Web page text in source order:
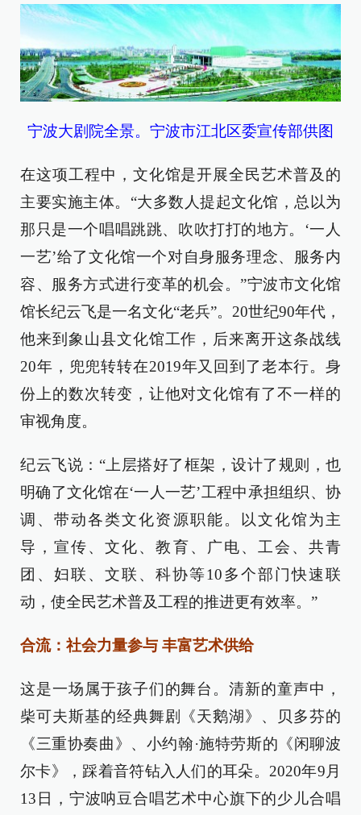
宁波大剧院全景。宁波市江北区委宣传部供图
在这项工程中，文化馆是开展全民艺术普及的
主要实施主体。“大多数人提起文化馆，总以为
那只是一个唱唱跳跳、吹吹打打的地方。‘一人
一艺’给了文化馆一个对自身服务理念、服务内
容、服务方式进行变革的机会。”宁波市文化馆
馆长纪云飞是一名文化“老兵”。20世纪90年代，
他来到象山县文化馆工作，后来离开这条战线
20年，兜兜转转在2019年又回到了老本行。身
份上的数次转变，让他对文化馆有了不一样的
审视角度。
纪云飞说：“上层搭好了框架，设计了规则，也
明确了文化馆在‘一人一艺’工程中承担组织、协
调、带动各类文化资源职能。以文化馆为主
导，宣传、文化、教育、广电、工会、共青
团、妇联、文联、科协等10多个部门快速联
动，使全民艺术普及工程的推进更有效率。”
合流：社会力量参与 丰富艺术供给
这是一场属于孩子们的舞台。清新的童声中，
柴可夫斯基的经典舞剧《天鹅湖》、贝多芬的
《三重协奏曲》、小约翰·施特劳斯的《闲聊波
尔卡》，踩着音符钻入人们的耳朵。2020年9月
13日，宁波呐豆合唱艺术中心旗下的少儿合唱